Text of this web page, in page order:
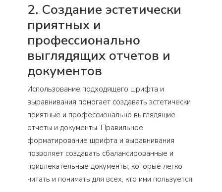
2. Создание эстетически
приятных и
профессионально
выглядящих отчетов и
документов
Использование подходящего шрифта и
выравнивания помогает создавать эстетически
приятные и профессионально выглядящие
отчеты и документы. Правильное
форматирование шрифта и выравнивания
позволяет создавать сбалансированные и
привлекательные документы, которые легко
читать и понимать для всех, кто ими пользуется.